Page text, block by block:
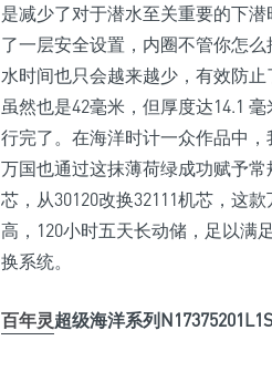
是减少了对于潜水至关重要的下
了一层安全设置，内圈不管你怎
水时间也只会越来越少，有效防
虽然也是42毫米，但厚度达14.1
行完了。在海洋时计一众作品中
万国也通过这抹薄荷绿成功赋予
芯，从30120改换32111机芯，这
高，120小时五天长动储，足以满
换系统。
百年灵超级海洋系列